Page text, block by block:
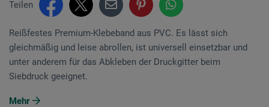
Teilen
Reißfestes Premium-Klebeband aus PVC. Es lässt sich
gleichmäßig und leise abrollen, ist universell einsetzbar und
unter anderem für das Abkleben der Druckgitter beim
Siebdruck geeignet.
Mehr